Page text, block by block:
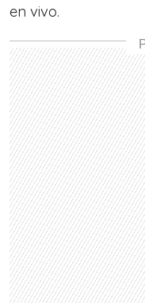
en vivo.